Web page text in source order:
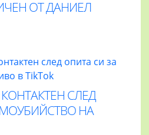
ОТ ДАНИЕЛ
СЛЕД
НА